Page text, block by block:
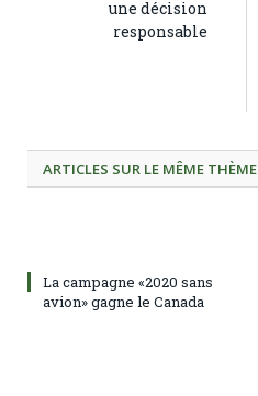
une décision
responsable
ARTICLES SUR LE MÊME THÈME
La campagne «2020 sans
avion» gagne le Canada